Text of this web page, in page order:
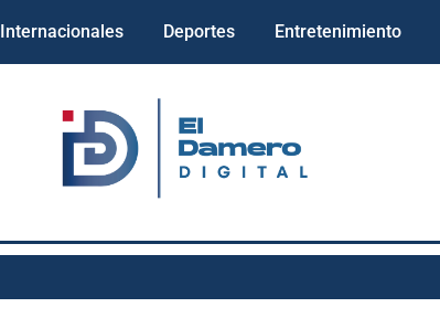
Internacionales Deportes Entretenimiento